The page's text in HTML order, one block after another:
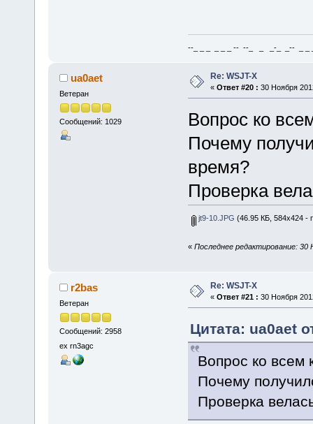
--_ _ _ _ _ _ -- --_ _ _-_ _-- _ _
ua0aet
Ветеран
Сообщений: 1029
Re: WSJT-X
« Ответ #20 : 30 Ноября
Вопрос ко
Почему
время?
Проверка
jt9-10.JPG (46.95 КБ, 584x424 -
« Последнее редактирование: 30
r2bas
Ветеран
Сообщений: 2958
ex rn3agc
Re: WSJT-X
« Ответ #21 : 30 Ноября
Цитата: ua0aet
Вопрос ко всем
Почему
Проверка